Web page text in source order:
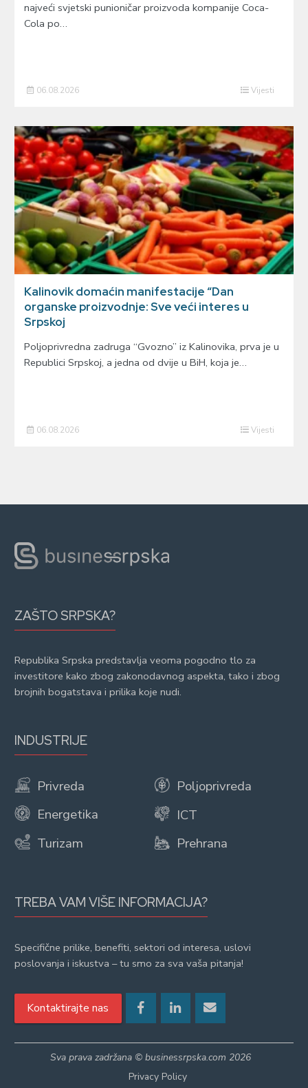
najveći svjetski punioničar proizvoda kompanije Coca-
Cola po…
06.08.2026 Vijesti
Kalinovik domaćin manifestacije “Dan
organske proizvodnje: Sve veći interes u
Srpskoj
Poljoprivredna zadruga “Gvozno” iz Kalinovika, prva je u
Republici Srpskoj, a jedna od dvije u BiH, koja je…
06.08.2026 Vijesti
ZAŠTO SRPSKA?
Republika Srpska predstavlja veoma pogodno tlo za
investitore kako zbog zakonodavnog aspekta, tako i zbog
brojnih bogatstava i prilika koje nudi.
INDUSTRIJE
Privreda
Energetika
Turizam
Poljoprivreda
ICT
Prehrana
TREBA VAM VIŠE INFORMACIJA?
Specifične prilike, benefiti, sektori od interesa, uslovi
poslovanja i iskustva – tu smo za sva vaša pitanja!
Kontaktirajte nas
Sva prava zadržana © businessrpska.com 2026
Privacy Policy